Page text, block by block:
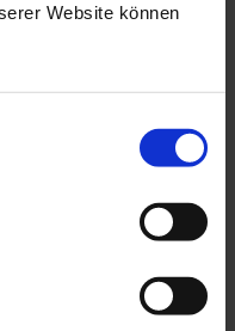
Website können
Royal Blossom,